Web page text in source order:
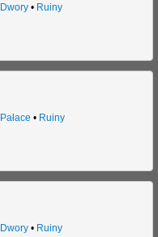
Dwory• Ruiny
Pałace • Ruiny
Dwory• Ruiny